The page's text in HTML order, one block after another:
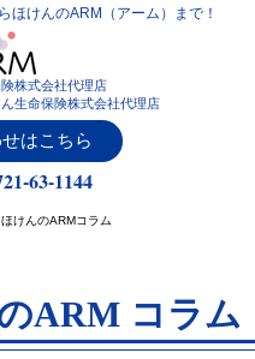
ほけんのARM（アーム）まで！
株式会社代理店
生命保険株式会社代理店
はこちら
63-1144
ほけんのARMコラム
ARM コラム